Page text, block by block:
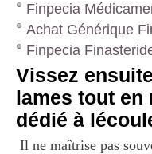
Finpecia
Achat Générique
Finpecia
Vissez
lames tout
dédié à
Il ne maîtrise pas